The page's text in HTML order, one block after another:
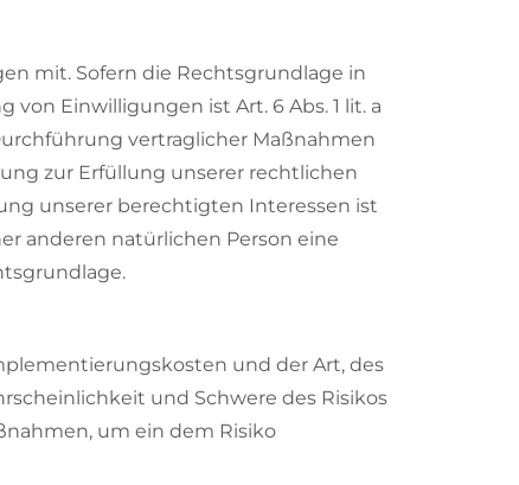
mit. Sofern die Rechtsgrundlage in
Einwilligungen ist Art. 6 Abs. 1 lit. a
vertraglicher Maßnahmen
zur Erfüllung unserer rechtlichen
unserer berechtigten Interessen ist
anderen natürlichen Person eine
und der Art, des
und Schwere des Risikos
um ein dem Risiko